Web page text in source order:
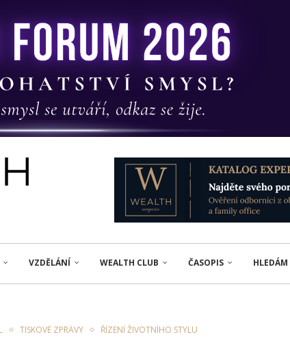
VZDĚLÁNÍ WEALTH CLUB ČASOPIS HLEDÁM
TISKOVÉ ZPRÁVY ŘÍZENÍ ŽIVOTNÍHO STYLU